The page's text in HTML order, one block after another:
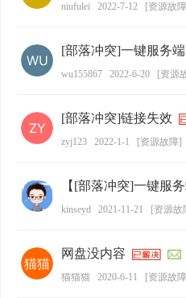
niufulei 2022-7-12 [资源故障
[部落冲突]一键服务
wu155867 2022-6-20 [资源
[部落冲突]链接失效
zyj123 2022-1-1 [资源故障]
【[部落冲突]一键服
kinseyd 2021-11-21 [资源故
网盘没内容
猫猫猫 2020-6-11 [资源故障